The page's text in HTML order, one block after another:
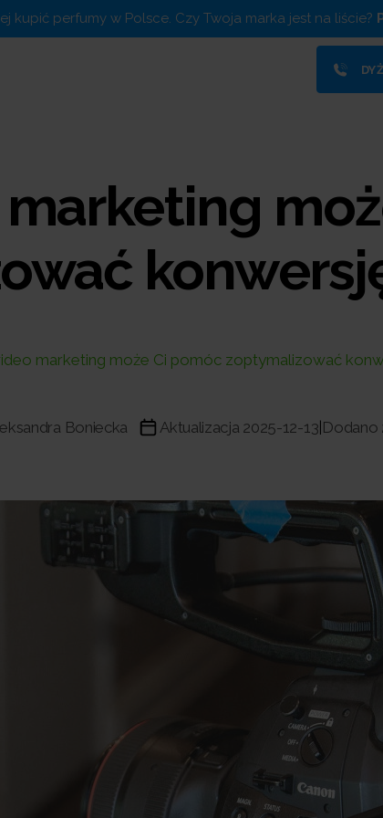
kupić perfumy w Polsce. Czy Twoja marka jest na liście?
marketing może Ci pomóc zoptymalizować
Boniecka Aktualizacja 2025-12-13 Dodano